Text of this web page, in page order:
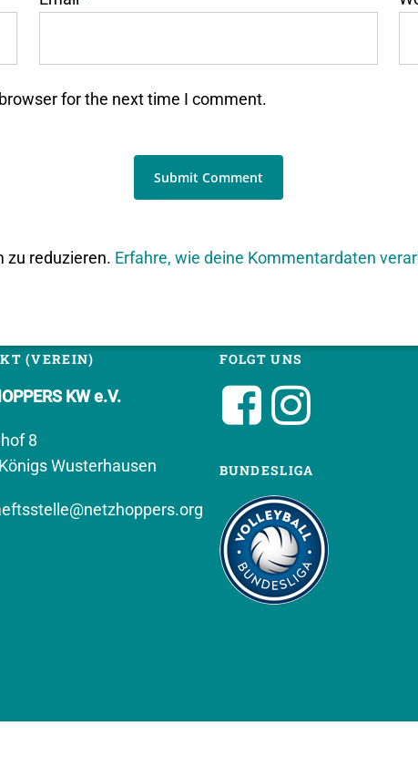
for the next time I comment.
zu reduzieren. Erfahre, wie deine Kommentardaten
(VEREIN)
KW e.V.
8
Wusterhausen
FOLGT UNS
BUNDESLIGA